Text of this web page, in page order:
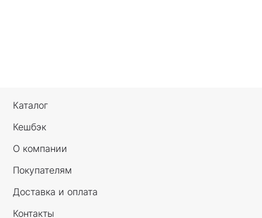
Каталог
Кешбэк
О компании
Покупателям
Доставка и оплата
Контакты